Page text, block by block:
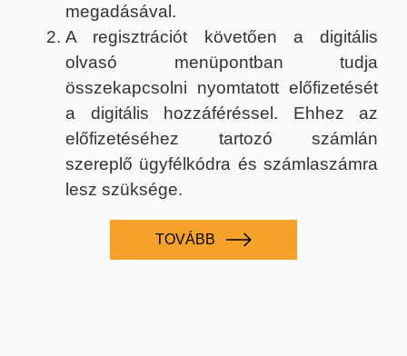
megadásával.
A regisztrációt követően a digitális
olvasó menüpontban tudja
összekapcsolni nyomtatott előfizetését
a digitális hozzáféréssel. Ehhez az
előfizetéséhez tartozó számlán
szereplő ügyfélkódra és számlaszámra
lesz szüksége.
TOVÁBB